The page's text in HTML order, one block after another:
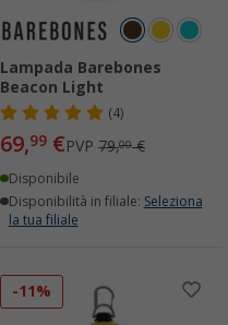
Lampada Barebones
Beacon Light
(4)
69,99 €PVP 79,00€
Disponibile
Disponibilità in filiale: Seleziona
la tua filiale
-11%